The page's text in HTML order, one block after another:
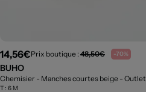
14,56€Prix boutique : 48,50€ -70%
BUHO
Chemisier - Manches courtes beige - Outlet
T : 6 M